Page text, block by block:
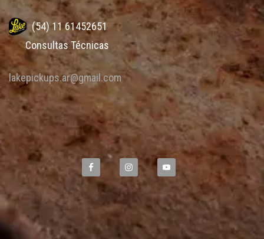
(54) 11 61452651
Consultas Técnicas
lakepickups.ar@gmail.com